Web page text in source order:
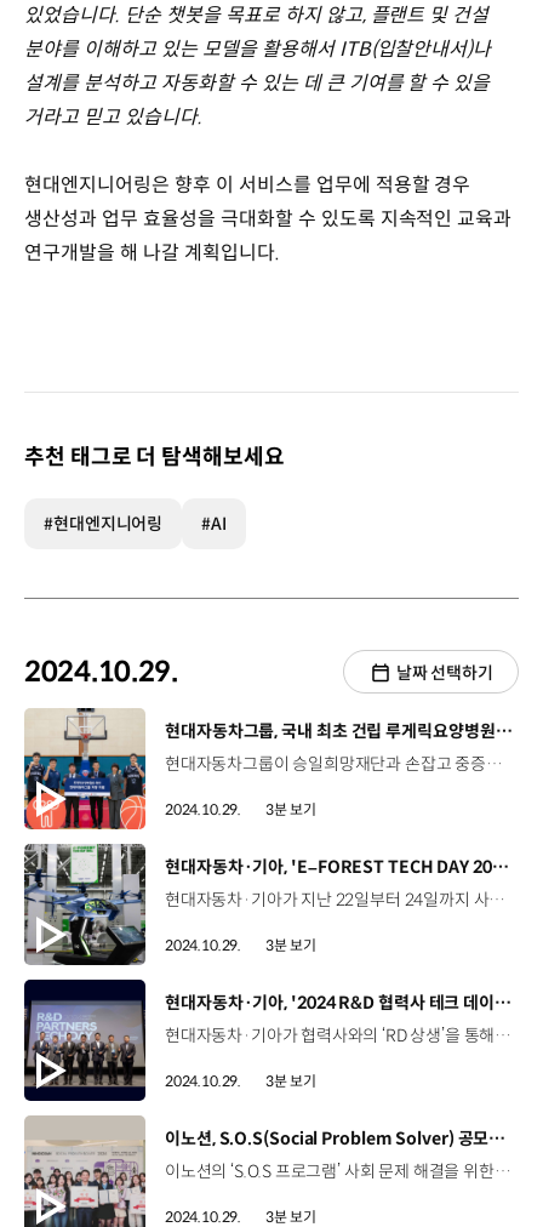
있었습니다. 단순 챗봇을 목표로 하지 않고, 플랜트 및 건설
분야를 이해하고 있는 모델을 활용해서 ITB(입찰안내서)나
설계를 분석하고 자동화할 수 있는 데 큰 기여를 할 수 있을
거라고 믿고 있습니다.
현대엔지니어링은 향후 이 서비스를 업무에 적용할 경우
생산성과 업무 효율성을 극대화할 수 있도록 지속적인 교육과
연구개발을 해 나갈 계획입니다.
추천 태그로 더 탐색해보세요
#현대엔지니어링 #AI
2024.10.29. 날짜 선택하기
[동영상]
현대자동차그룹, 국내 최초 건립 루게릭요양병원 지원
현대자동차그룹이 승일희망재단과 손잡고 중증근육성 희귀질환인 ‘루게릭병’ 환우를 지원합니다. 현대자동차그룹은 지난 22일, 현대모비스 농구단 체육관에서 승일희망재단에 루게릭요양병원의 차량 및 의료물품 구입을 위한 성금 2억 원을 전달했습니다. 김영광 상무 / 현대모비스 ESG경영추진실현대모비스 농구단의 코치이셨던 故 박승일 대표님의 뜻을 이어가고 계시는 승일희망재단에 차량을 전달하게 된 것을 큰 영광으로 생각합니다. 루게릭병 환우와 가족들을 위해 오랫동안 힘써주고 계시는 션 대표님을 비롯한 승일희망재단 관계자분들께 깊은 존경과 감사의 말씀드립니다. 션 공동대표 / 승일희망재단저희 루게릭요양병원에 꼭 필요한 장애인 이동 차량을 현대자동차그룹에서 지원해 주셔서 너무 기쁘고 감사한 마음입니다. 故 박승일, 션 공동대표가 지난 2011년 루게릭병 환우를 지원하기 위해 설립한 승일희망재단은 국내 최초로 루게릭요양병원 건립에 나서 오는 12월 완공을 앞두고 있는데요. 이날 행사에는 현대모비스 임직원과 농구단 관계자, 현대모비스 함지훈 선수, 장재석 선수 등이 참석해 뜻을 모았습니다. 장재석 선수 / 현대모비스 농구단루게릭병이 어떻게 생겨났는지, 병이 어떤지, 이름이 어떻게 생겨났는지 알게 되고 나니까 사람들에게 널리 알려질 수 있도록 제가 보탬이 되는 것 같아서 정말 감사하게 생각하고 있습니다. 한편, 현대자동차그룹은 어제(28일)부터 주요 사업장 10개소에서 자유투 모금 이벤트와 28개 그룹사를 대상으로한 온라인 모금 캠페인 ‘Shoot for Hope’를 진행하고 있는데요. 모금 캠페인은 다음달 8일까지 2주간 진행되며, 모금액은 승일희망재단에 기부될 예정입니다. 션 공동대표 / 승일희망재단루게릭병 등 중증근육성 희귀질환 환우와 가족을 위한 온라인 모금 그리고 희망의 자유투, Shoot for Hope 행사까지 현대자동차그룹 임직원 여러분들의 많은 관심과 참여 부탁드립니다.
2024.10.29. 3분 보기
[동영상]
현대자동차·기아, 'E–FOREST TECH DAY 2024' 개최
현대자동차·기아가 지난 22일부터 24일까지 사흘간 경기도 의왕연구소에서 ‘E-FOREST TECH DAY 2024’를 열고 SDF로의 전환을 위한 미래 비전을 제시했습니다. 올해로 5회차를 맞은 E-FOREST TECH DAY는 스마트 팩토리 혁신 제조 기술을 공유하기 위한 신기술 전시회인데요, 올해는 특히 현대자동차·기아 제조솔루션본부 및 협력사가 제조 기술 혁신을 통해 SDF, 즉 소프트웨어 중심 공장 구현을 가속화하기 위해 연구개발하고 있는 성과를 공유하는 전시들로 꾸며졌습니다. SDF는 데이터 연결 및 디지털 전환을 통해 SDV를 생산하는 기지 역할을 수행하게 되는데요, 현대자동차·기아는 SDF를 통해 생산속도 향상, 신차 투입 시 투자 비용 절감, 품질 향상 등의 효과를 거둠으로써 스마트팩토리 생태계, E-FOREST를 구현할 수 있을 것으로 기대하고 있습니다. 이재민 상무 / 현대자동차·기아 E-FOREST센터 SDF로의 전환을 통해 생산 현장의 애로사항을 실시간 개선하고 설비의 효율적 운영을 통하여 제조 경쟁력을 한 단계 업그레이드하는 동시에 다양한 고객의 니즈에 맞춘 신속한 생산 체계 전환으로 고객 가치를 실현하는 것을 최종 목표로 삼고 있습니다. 이는 앞으로 미래를 위한 기술 개발 방향성 설정에 큰 힘이 되리라 생각합니다. 이번 E-FOREST TECH DAY에서는 제조 AI와 디지털 트윈, 물류·조립 자동화, 로보틱스 솔루션, AAM 제조기술 등 다양한 혁신 기술 200여 건을 전시했는데요, 이와 함께 미래 신기술 방향성을 제시하기 위해 SDF, AAM, 로보틱스, 스타트업 등 4개의 테마관을 운영했습니다. 특히 200여 건의 전시 중에는 현대모비스, 현대로템, 현대위아, 현대오토에버, 현대글로비스, 현대트랜시스 등 6개의 그룹사가 28건, 스타트업이 5건의 전시에 참여해 협력와 공유의 장이 되기도 했습니다. 한편, 신제조기술 발표 대회 및 소프트웨어 유저 콘퍼런스를 비롯해 빅테크 전문기업을 초청한 세미나도 진행하며 미래 제조 공장에 대한 다양한 의견을 나눴는데요, 현대자동차·기아는 이번 E-FOREST TECH DAY를 계기로 앞으로도 생산 공장에 신기술 활용 분야를 더욱 확대해 나갈 계획입니다.
2024.10.29. 3분 보기
[동영상]
현대자동차·기아, '2024 R&D 협력사 테크 데이' 개최
현대자동차·기아가 협력사와의 ‘RD 상생’을 통해 미래 모빌리티 경쟁력을 한층 끌어올립니다. 'RD 협력사 테크 데이'는 현대자동차·기아가 기술 개발과 품질 확보 측면에서 우수한 성과를 낸 협력사에 대해 포상하고, 다방면의 기술 교류를 통해 상호 협력을 모색하는 자리로, RD 분야 대표 동반성장 프로그램 중 하나입니다. 양희원 사장 / 현대자동차·기아 RD본부우리는 지금 전 세계적인 격변의 한복판에 서 있습니다. 이러한 변화 속에서 기업이 생존하고 성장하기 위해 가장 필요한 것은 결국 차별화된 기술을 보유하고 경쟁력 있는 제품을 개발할 수 있는 역량을 확보하는 것이라고 믿습니다. 그런 의미에서 ‘RD 협력사 테크 데이’가 미래를 위한 신기술 개발의 중요성을 다시 한 번 돌아보는 소중한 기회가 되시기를 바라며, 현대자동차·기아도 지금까지의 성장에 가장 큰 조력자이자 파트너인 협력사 여러분을 위해 앞으로도 상생과 협력을 통한 동반성장에 더욱 최선을 다하겠습니다. 올해로 19회 째를 맞은 이날 행사는 우수 협력사 기술 6건에 대한 포상과 우수 신기술 사례 발표, 전시회 등으로 구성됐는데요, 최우수 기술에 유라코퍼레이션이 개발한 ‘SDV 존 아키텍처 구성 요소 기술’이 선정됐습니다. 한편, 임직원과 고객들이 편리하게 신기술을 관람할 수 있도록 1주간 추가로 오프라인과 온라인 생중계를 병행해 더 많은 협력사 관계자들이 행사에 참여할 수 있도록 했습니다. 김경철 상무 / 현대자동차·기아 연구개발품질기획실 ‘RD 협력사 테크 데이’는 현대자동차·기아 협력사와 동반성장과 상생 협력을 목적으로 2006년도부터 매년 실시해오고 있는 오랜 전통과 의미를 가진 행사입니다. 대내외 환경 변화로 인해 어려운 여건 속에서도 많은 협력사에서 신기술 개발 및 부품 품질 확보에 힘써주신 것에 감사를 표하고 우수 신기술에 대한 포상과 상호 기술 교류의 장으로 활용하고 있습니다. 현대자동차·기아는 이번 행사를 통해 협력사와의 상생과 협력으로 동반성장을 더욱 강화해 나갈 계획입니다.
2024.10.29. 3분 보기
[동영상]
이노션, S.O.S(Social Problem Solver) 공모전 시상식 진행
이노션의 ‘S.O.S 프로그램’ 사회 문제 해결을 위한 Social Problem Solver 10월 22일, 이노션 본사 오늘은 S.O.S 공모전 시상식이 있는 날 김세원 시니어매니저 / 이노션 워크스마트지원팀 이노션 S.O.S 프로그램은 예비 전문 크리에이터를 꿈꾸는 대학생들에게 전문 업무 경험 기회와 장학금을 제공하는 동시에 시의성 있는 사회 문제의 화두를 던져 다양한 해결책을 제안하는 이노션만의 대표 사회공헌 활동입니다. 2011년부터 올해로 14년 째 이어지고 있는 ‘S.O.S 공모전’ 사회적 문제 해결을 지원하는 사회공헌 활동으로 자리매김 올해 주제는 ‘AI시대, 더 나은 세상을 위한 아이디어’ 이용우 사장 / 이노션 데이터 분석, 맞춤형 마케팅, AI 기반의 크리에이티브 솔루션이 새로운 트렌드로 자리잡고 있으며, 저희 이노션의 역할은 더 넓고 깊어졌습니다. 우리 이노션은 이러한 변화를 선도하며 사회적 가치를 창출하는 캠페인에도 큰 책임감을 가지고 임하고 있습니다. 특히 공모전을 통해 이노션의 여정에 여러분이 함께했다는 점에서 더욱 뜻깊었습니다 최종 수상작 총 13팀대상 1개팀, 금상 2개팀, 은상 4개팀, 동상 6개팀 “두근두근” 영광의 대상은?! 심박수를 분석해 금융범죄를 예방하는 똑똑한 현금인출기 AiTM: 세상에 있던 기술에 세상에 없던 따뜻한 기술을 더하다 나를 위한 AI를 넘어 모두를 위한 AI로! 김시연 대상/ 한국예술종합학교(이번 공모전을 통해) 저만이 가진 시선으로 우리 사회를 되돌아보는 자세를 가질 수 있는 기회가 되지 않았나 생각합니다. 수상한 총 13개 팀에게 총 3,100만원 장학금 지급 “세상을 긍정적으로 바꾸는 미래의 크리에이터,이노션에서 키운다!”
2024.10.29. 3분 보기